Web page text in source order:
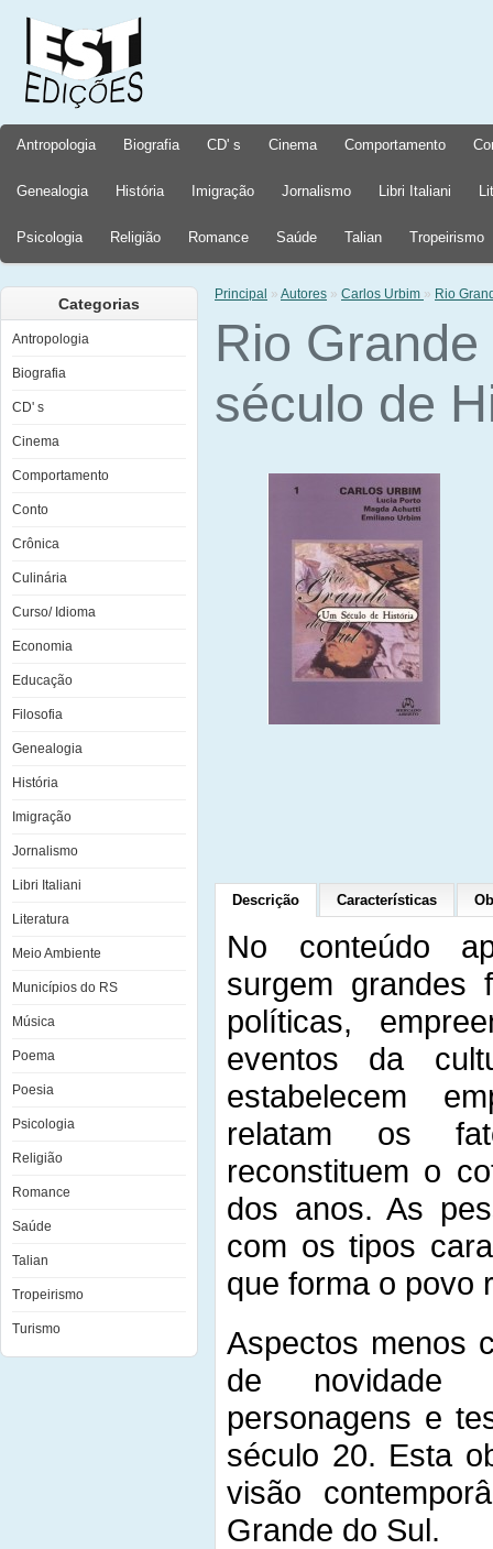
Antropologia Biografia CD' s Cinema Comportamento
Genealogia História Imigração Jornalismo Libri Italiani
Psicologia Religião Romance Saúde Talian Tropeirismo
Categorias
Antropologia
Biografia
CD' s
Cinema
Comportamento
Conto
Crônica
Culinária
Curso/ Idioma
Economia
Educação
Filosofia
Genealogia
História
Imigração
Jornalismo
Libri Italiani
Literatura
Meio Ambiente
Municípios do RS
Música
Poema
Poesia
Psicologia
Religião
Romance
Saúde
Talian
Tropeirismo
Turismo
Principal » Autores » Carlos Urbim » Rio
Rio
século de
Descrição Características
No conteúdo
surgem grandes
políticas,
eventos da
estabelecem
relatam os
reconstituem o
dos anos. As
com os tipos
que forma o povo
Aspectos menos
de novidade
personagens e
século 20. Esta
visão
Grande do Sul.